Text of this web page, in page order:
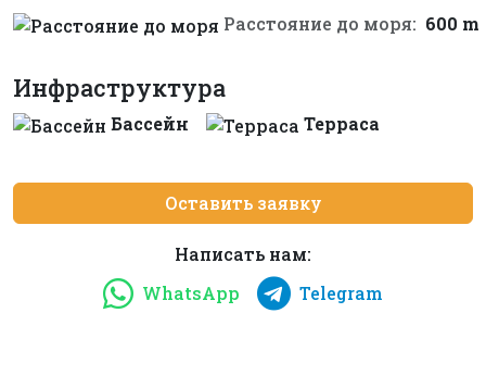
Расстояние до моря: 600 m
Инфраструктура
Бассейн Терраса
Оставить заявку
Написать нам:
WhatsApp
Telegram